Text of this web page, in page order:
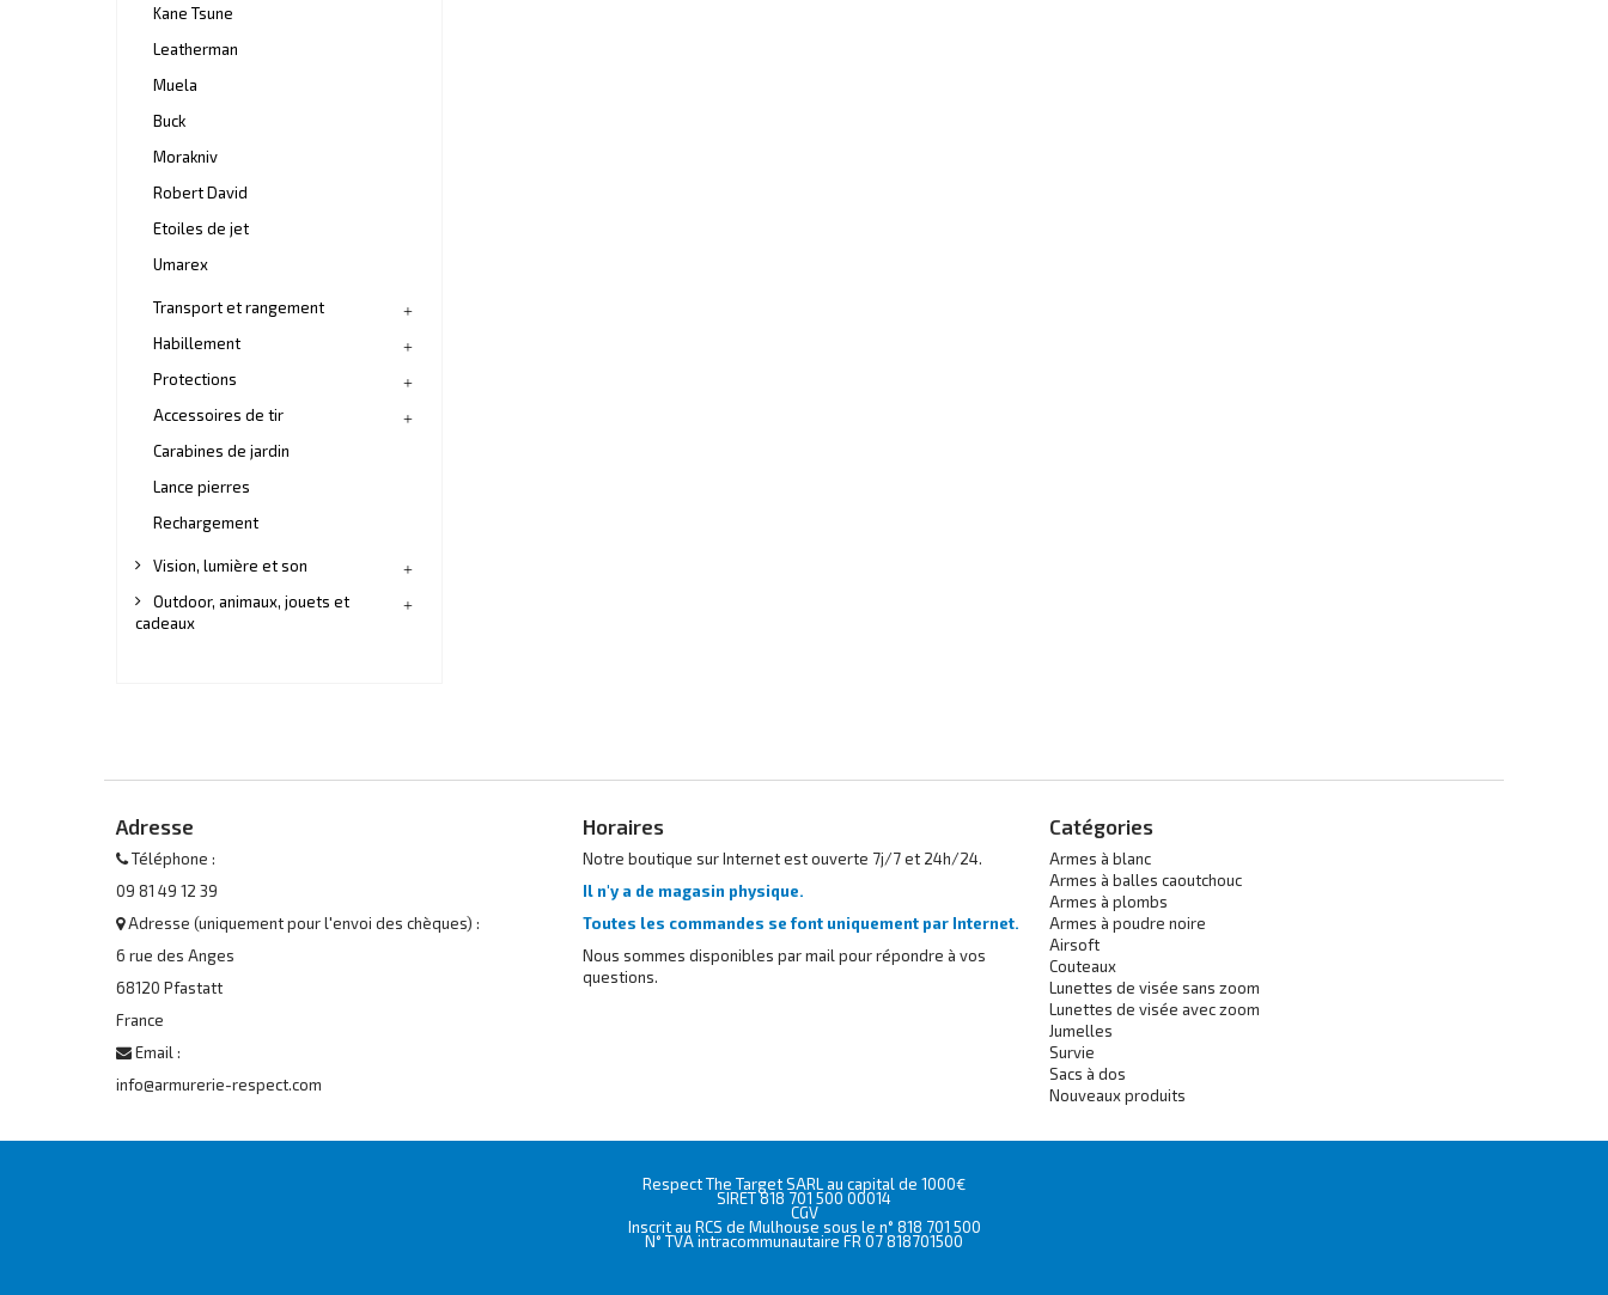
Kane Tsune
Leatherman
Muela
Buck
Morakniv
Robert David
Etoiles de jet
Umarex
Transport et rangement
Habillement
Protections
Accessoires de tir
Carabines de jardin
Lance pierres
Rechargement
Vision, lumière et son
Outdoor, animaux, jouets et
cadeaux
Adresse
Téléphone :
09 81 49 12 39
Adresse (uniquement pour l'envoi des chèques) :
6 rue des Anges
68120 Pfastatt
France
Email :
info@armurerie-respect.com
Horaires
Notre boutique sur Internet est ouverte 7j/7 et 24h/24.
Il n'y a de magasin physique.
Toutes les commandes se font uniquement par Internet.
Nous sommes disponibles par mail pour répondre à vos
questions.
Catégories
Armes à blanc
Armes à balles caoutchouc
Armes à plombs
Armes à poudre noire
Airsoft
Couteaux
Lunettes de visée sans zoom
Lunettes de visée avec zoom
Jumelles
Survie
Sacs à dos
Nouveaux produits
Respect The Target SARL au capital de 1000€
SIRET 818 701 500 00014
CGV
Inscrit au RCS de Mulhouse sous le n° 818 701 500
N° TVA intracommunautaire FR 07 818701500